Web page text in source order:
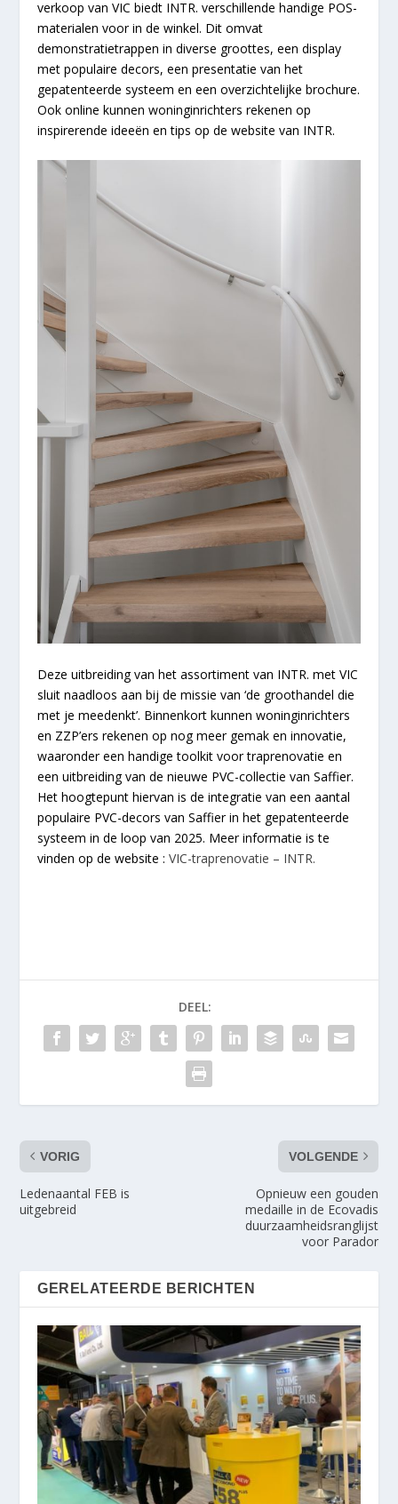
verkoop van VIC biedt INTR. verschillende handige POS-
materialen voor in de winkel. Dit omvat
demonstratietrappen in diverse groottes, een display
met populaire decors, een presentatie van het
gepatenteerde systeem en een overzichtelijke brochure.
Ook online kunnen woninginrichters rekenen op
inspirerende ideeën en tips op de website van INTR.
Deze uitbreiding van het assortiment van INTR. met VIC
sluit naadloos aan bij de missie van ‘de groothandel die
met je meedenkt’. Binnenkort kunnen woninginrichters
en ZZP’ers rekenen op nog meer gemak en innovatie,
waaronder een handige toolkit voor traprenovatie en
een uitbreiding van de nieuwe PVC-collectie van Saffier.
Het hoogtepunt hiervan is de integratie van een aantal
populaire PVC-decors van Saffier in het gepatenteerde
systeem in de loop van 2025. Meer informatie is te
vinden op de website :VIC-traprenovatie – INTR.
DEEL:
VORIG
Ledenaantal FEB is
uitgebreid
VOLGENDE
Opnieuw een gouden
medaille in de Ecovadis
duurzaamheidsranglijst
voor Parador
GERELATEERDE BERICHTEN